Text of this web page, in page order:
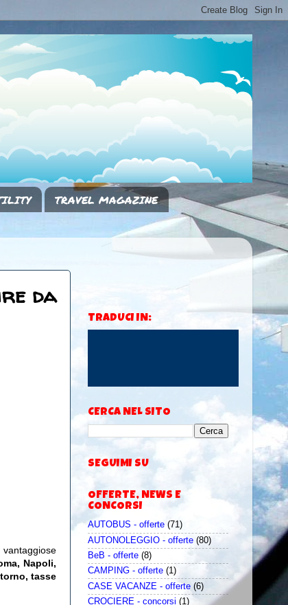
TRAVEL MAGAZINE
da
Napoli,
tasse
TRADUCI IN:
CERCA NEL SITO
SEGUIMI SU
OFFERTE, NEWS E
CONCORSI
AUTOBUS - offerte (71)
AUTONOLEGGIO - offerte (80)
BeB - offerte (8)
CAMPING - offerte (1)
CASE VACANZE - offerte (6)
CROCIERE - concorsi (1)